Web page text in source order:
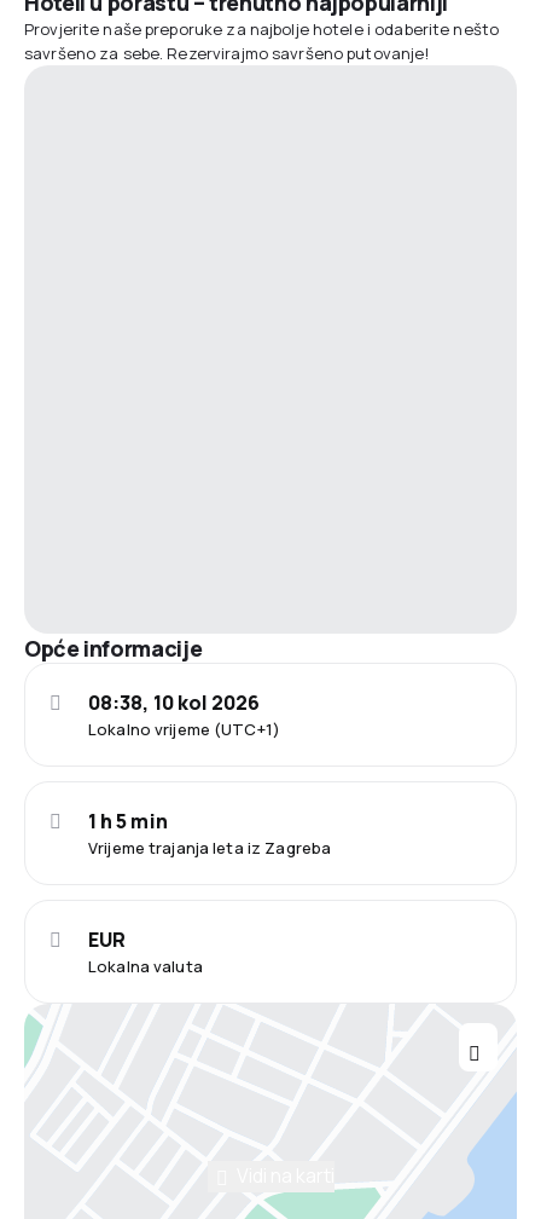
Provjerite naše preporuke za najbolje hotele i odaberite nešto
savršeno za sebe. Rezervirajmo savršeno putovanje!
Opće informacije
Lokalno vrijeme (UTC+1)
08:38, 10 kol 2026
Vrijeme trajanja leta iz Zagreba
1 h 5 min
Lokalna valuta
EUR